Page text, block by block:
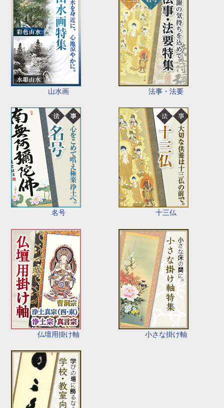
山水画 法事・法要
名号 十三仏
仏壇用掛け軸 小さな掛け軸